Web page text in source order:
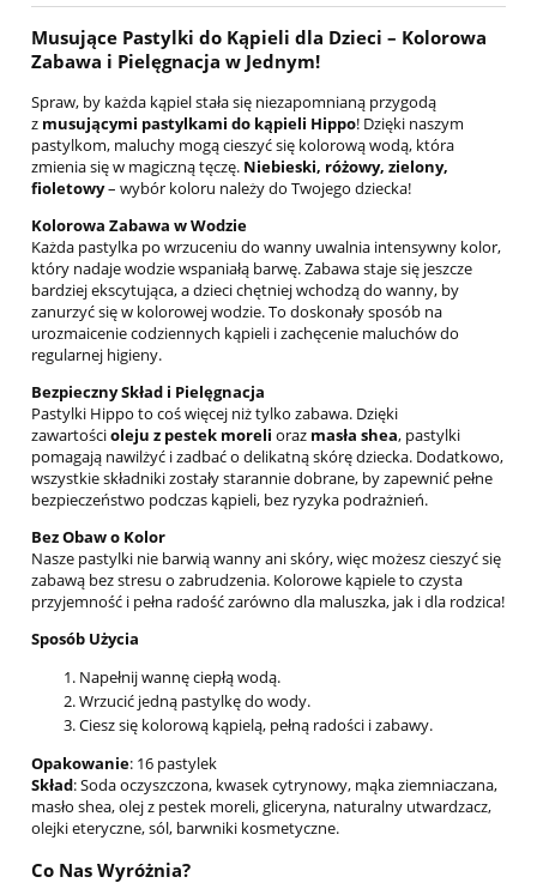
Musujące Pastylki do Kąpieli dla Dzieci – Kolorowa
Zabawa i Pielęgnacja w Jednym!
Spraw, by każda kąpiel stała się niezapomnianą przygodą
z musującymi pastylkami do kąpieli Hippo! Dzięki naszym
pastylkom, maluchy mogą cieszyć się kolorową wodą, która
zmienia się w magiczną tęczę. Niebieski, różowy, zielony,
fioletowy– wybór koloru należy do Twojego dziecka!
Kolorowa Zabawa w Wodzie
Każda pastylka po wrzuceniu do wanny uwalnia intensywny kolor,
który nadaje wodzie wspaniałą barwę. Zabawa staje się jeszcze
bardziej ekscytująca, a dzieci chętniej wchodzą do wanny, by
zanurzyć się w kolorowej wodzie. To doskonały sposób na
urozmaicenie codziennych kąpieli i zachęcenie maluchów do
regularnej higieny.
Bezpieczny Skład i Pielęgnacja
Pastylki Hippo to coś więcej niż tylko zabawa. Dzięki
zawartościoleju z pestek moreli oraz masła shea, pastylki
pomagają nawilżyć i zadbać o delikatną skórę dziecka. Dodatkowo,
wszystkie składniki zostały starannie dobrane, by zapewnić pełne
bezpieczeństwo podczas kąpieli, bez ryzyka podrażnień.
Bez Obaw o Kolor
Nasze pastylki nie barwią wanny ani skóry, więc możesz cieszyć się
zabawą bez stresu o zabrudzenia. Kolorowe kąpiele to czysta
przyjemność i pełna radość zarówno dla maluszka, jak i dla rodzica!
Sposób Użycia
Napełnij wannę ciepłą wodą.
Wrzucić jedną pastylkę do wody.
Ciesz się kolorową kąpielą, pełną radości i zabawy.
Opakowanie: 16 pastylek
Skład: Soda oczyszczona, kwasek cytrynowy, mąka ziemniaczana,
masło shea, olej z pestek moreli, gliceryna, naturalny utwardzacz,
olejki eteryczne, sól, barwniki kosmetyczne.
Co Nas Wyróżnia?